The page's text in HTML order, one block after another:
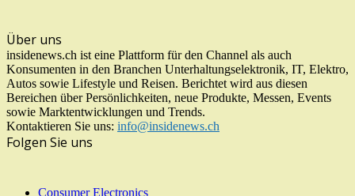
Über uns
insidenews.ch ist eine Plattform für den Channel als auch
Konsumenten in den Branchen Unterhaltungselektronik, IT, Elektro,
Autos sowie Lifestyle und Reisen. Berichtet wird aus diesen
Bereichen über Persönlichkeiten, neue Produkte, Messen, Events
sowie Marktentwicklungen und Trends.
Kontaktieren Sie uns: info@insidenews.ch
Folgen Sie uns
Consumer Electronics